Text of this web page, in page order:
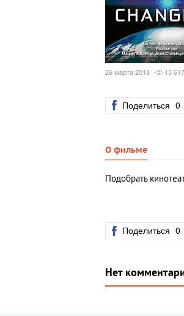
26 марта 2018 13 617
Поделиться 0
О фильме
Подобрать
Поделиться 0
Нет